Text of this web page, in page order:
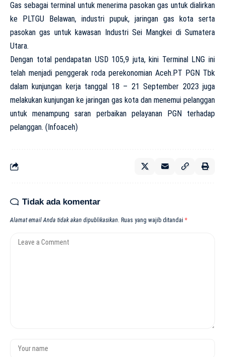
Gas sebagai terminal untuk menerima pasokan gas untuk dialirkan
ke PLTGU Belawan, industri pupuk, jaringan gas kota serta
pasokan gas untuk kawasan Industri Sei Mangkei di Sumatera
Utara.
Dengan total pendapatan USD 105,9 juta, kini Terminal LNG ini
telah menjadi penggerak roda perekonomian Aceh.PT PGN Tbk
dalam kunjungan kerja tanggal 18 – 21 September 2023 juga
melakukan kunjungan ke jaringan gas kota dan menemui pelanggan
untuk menampung saran perbaikan pelayanan PGN terhadap
pelanggan. (Infoaceh)
Tidak ada komentar
Alamat email Anda tidak akan dipublikasikan. Ruas yang wajib ditandai *